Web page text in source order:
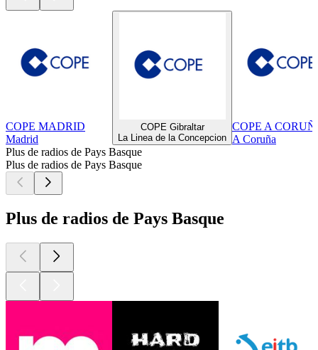
COPE MADRID
Madrid
COPE Gibraltar
La Linea de la Concepcion
COPE A
A Coruña
Plus de radios de Pays Basque
Plus de radios de Pays Basque
Plus de radios de Pays Basque